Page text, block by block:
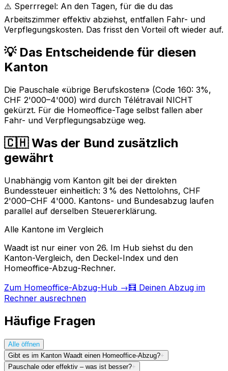
⚠️ Sperrregel: An den Tagen, für die du das
Arbeitszimmer effektiv abziehst, entfallen Fahr- und
Verpflegungskosten. Das frisst den Vorteil oft wieder auf.
💡 Das Entscheidende für diesen
Kanton
Die Pauschale «übrige Berufskosten» (Code 160: 3%,
CHF 2'000–4'000) wird durch Télétravail NICHT
gekürzt. Für die Homeoffice-Tage selbst fallen aber
Fahr- und Verpflegungsabzüge weg.
🇨🇭 Was der Bund zusätzlich
gewährt
Unabhängig vom Kanton gilt bei der direkten
Bundessteuer einheitlich: 3 % des Nettolohns, CHF
2'000–CHF 4'000. Kantons- und Bundesabzug laufen
parallel auf derselben Steuererklärung.
Alle Kantone im Vergleich
Waadt ist nur einer von 26. Im Hub siehst du den
Kanton-Vergleich, den Deckel-Index und den
Homeoffice-Abzug-Rechner.
Zum Homeoffice-Abzug-Hub →🧮 Deinen Abzug im
Rechner ausrechnen
Häufige Fragen
Alle öffnen
Gibt es im Kanton Waadt einen Homeoffice-Abzug?+
Pauschale oder effektiv – was ist besser?+